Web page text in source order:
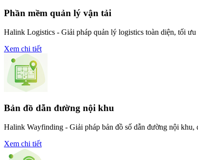
Phần mềm quản lý vận tải
Halink Logistics - Giải pháp quản lý logistics toàn diện, tối
Xem chi tiết
Bản đồ dẫn đường nội khu
Halink Wayfinding - Giải pháp bản đồ số dẫn đường nội
Xem chi tiết